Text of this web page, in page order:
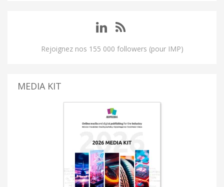
Rejoignez nos 155 000 followers (pour IMP)
MEDIA KIT